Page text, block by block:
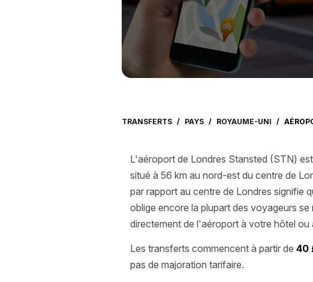
TRANSFERTS / PAYS / ROYAUME-UNI /
L'aéroport de Londres Stansted (STN)
situé à 56 km au nord-est du centre de
par rapport au centre de Londres signifie
oblige encore la plupart des voyageurs
directement de l'aéroport à votre hôtel
Les transferts commencent à partir de 40
pas de majoration tarifaire.